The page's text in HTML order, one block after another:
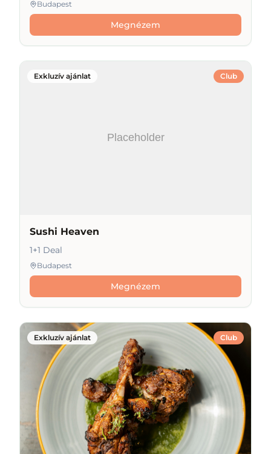
Budapest
Megnézem
Club
Exkluzív ajánlat
Sushi Heaven
1+1 Deal
Budapest
Megnézem
Club
Exkluzív ajánlat